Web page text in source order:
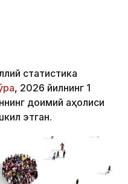
статистика
, 2026 йилнинг 1
доимий аҳолиси
этган.